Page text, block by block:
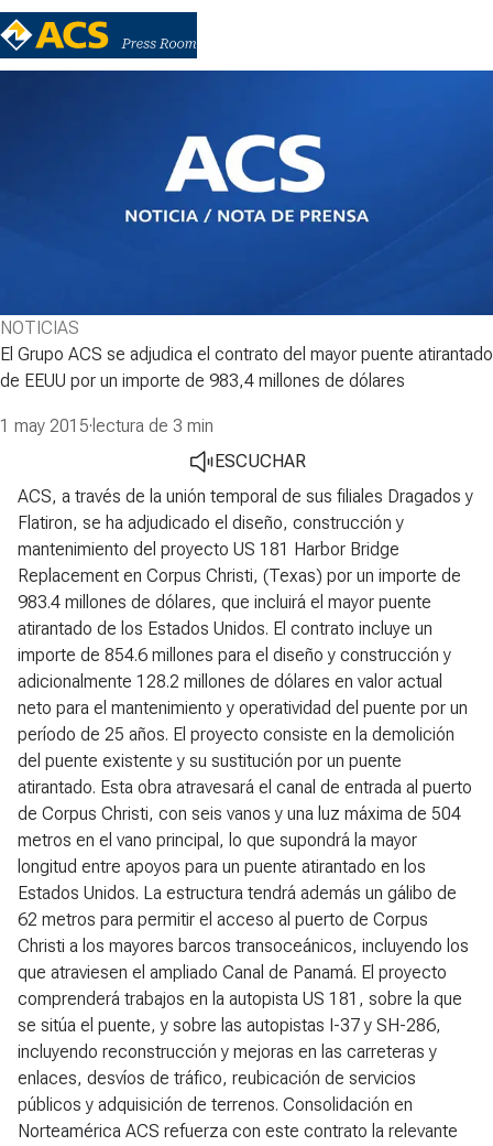
NOTICIAS
El Grupo ACS se adjudica el contrato del mayor puente atirantado
de EEUU por un importe de 983,4 millones de dólares
1 may 2015· lectura de 3 min
ESCUCHAR
ACS, a través de la unión temporal de sus filiales Dragados y
Flatiron, se ha adjudicado el diseño, construcción y
mantenimiento del proyecto US 181 Harbor Bridge
Replacement en Corpus Christi, (Texas) por un importe de
983.4 millones de dólares, que incluirá el mayor puente
atirantado de los Estados Unidos. El contrato incluye un
importe de 854.6 millones para el diseño y construcción y
adicionalmente 128.2 millones de dólares en valor actual
neto para el mantenimiento y operatividad del puente por un
período de 25 años. El proyecto consiste en la demolición
del puente existente y su sustitución por un puente
atirantado. Esta obra atravesará el canal de entrada al puerto
de Corpus Christi, con seis vanos y una luz máxima de 504
metros en el vano principal, lo que supondrá la mayor
longitud entre apoyos para un puente atirantado en los
Estados Unidos. La estructura tendrá además un gálibo de
62 metros para permitir el acceso al puerto de Corpus
Christi a los mayores barcos transoceánicos, incluyendo los
que atraviesen el ampliado Canal de Panamá. El proyecto
comprenderá trabajos en la autopista US 181, sobre la que
se sitúa el puente, y sobre las autopistas I-37 y SH-286,
incluyendo reconstrucción y mejoras en las carreteras y
enlaces, desvíos de tráfico, reubicación de servicios
públicos y adquisición de terrenos. Consolidación en
Norteamérica ACS refuerza con este contrato la relevante